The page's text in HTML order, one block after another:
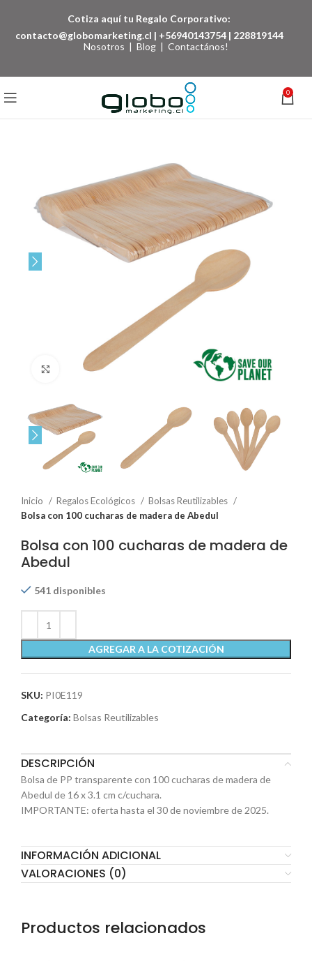
Cotiza aquí tu Regalo Corporativo:
contacto@globomarketing.cl | +56940143754 | 228819144
Nosotros | Blog | Contactános!
0
Click to enlarge
Inicio Regalos Ecológicos
Bolsas Reutilizables
Bolsa con 100 cucharas de madera de Abedul
Bolsa con 100 cucharas de madera de
Abedul
541 disponibles
AGREGAR A LA COTIZACIÓN
SKU: PI0E119
Categoría: Bolsas Reutilizables
DESCRIPCIÓN
Bolsa de PP transparente con 100 cucharas de madera de
Abedul de 16 x 3.1 cm c/cuchara.
IMPORTANTE: oferta hasta el 30 de noviembre de 2025.
INFORMACIÓN ADICIONAL
VALORACIONES (0)
Productos relacionados